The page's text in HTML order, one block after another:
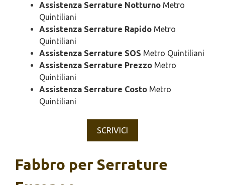
Assistenza Serrature Notturno Metro
Quintiliani
Assistenza Serrature Rapido Metro
Quintiliani
Assistenza Serrature SOS Metro Quintiliani
Assistenza Serrature Prezzo Metro
Quintiliani
Assistenza Serrature Costo Metro
Quintiliani
SCRIVICI
Fabbro per Serrature